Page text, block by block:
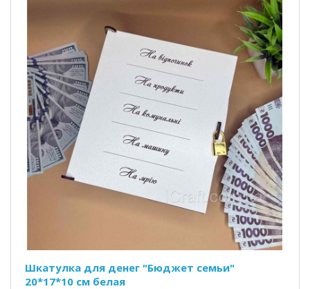
Шкатулка для денег "Бюджет семьи"
20*17*10 см белая